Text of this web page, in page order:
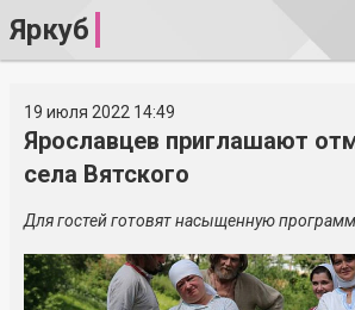
Яркуб
19 июля 2022 14:49
Ярославцев приглашают
села Вятского
Для гостей готовят насыщенную